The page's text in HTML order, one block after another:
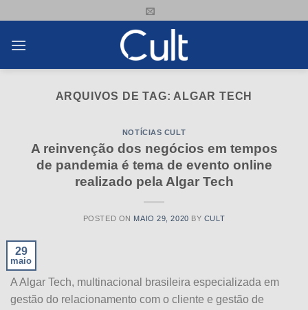
content
ARQUIVOS DE TAG: ALGAR TECH
NOTÍCIAS CULT
A reinvenção dos negócios em tempos
de pandemia é tema de evento online
realizado pela Algar Tech
POSTED ON MAIO 29, 2020 BY CULT
29
maio
A Algar Tech, multinacional brasileira especializada em
gestão do relacionamento com o cliente e gestão de